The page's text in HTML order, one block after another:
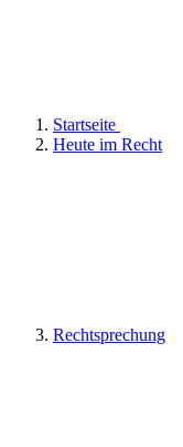
Startseite
Heute im Recht
Rechtsprechung